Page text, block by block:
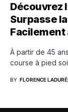
Découvrez
Surpasse
Facilement
À partir de 45
course à pied
BY FLORENCE